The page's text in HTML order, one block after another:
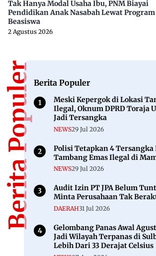
Tak Hanya Modal Usaha Ibu, PNM Biayai
Pendidikan Anak Nasabah Lewat Program
Beasiswa
2 Agustus 2026
Berita PopulerBerita Populer
Meski Kepergok di Lokasi
Ilegal, Oknum DPRD Toraja
Jadi Tersangka
NEWS29 Jul 2026
Polisi Tetapkan 4 Tersangka
Tambang Emas Ilegal di
NEWS29 Jul 2026
Audit Izin PT JPA Belum
Minta Perusahaan Tak
DAERAH31 Jul 2026
Gelombang Panas Awal
Jadi Wilayah Terpanas di
Lebih Dari 33 Derajat Celsius